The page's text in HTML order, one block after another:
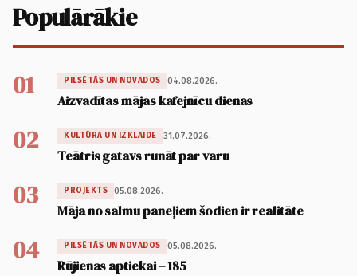
Populārākie
01 PILSĒTĀS UN NOVADOS 04.08.2026.
Aizvadītas mājas kafejnīcu dienas
02 KULTŪRA UN IZKLAIDE 31.07.2026.
Teātris gatavs runāt par varu
03 PROJEKTS 05.08.2026.
Māja no salmu paneļiem šodien ir realitāte
04 PILSĒTĀS UN NOVADOS 05.08.2026.
Rūjienas aptiekai – 185